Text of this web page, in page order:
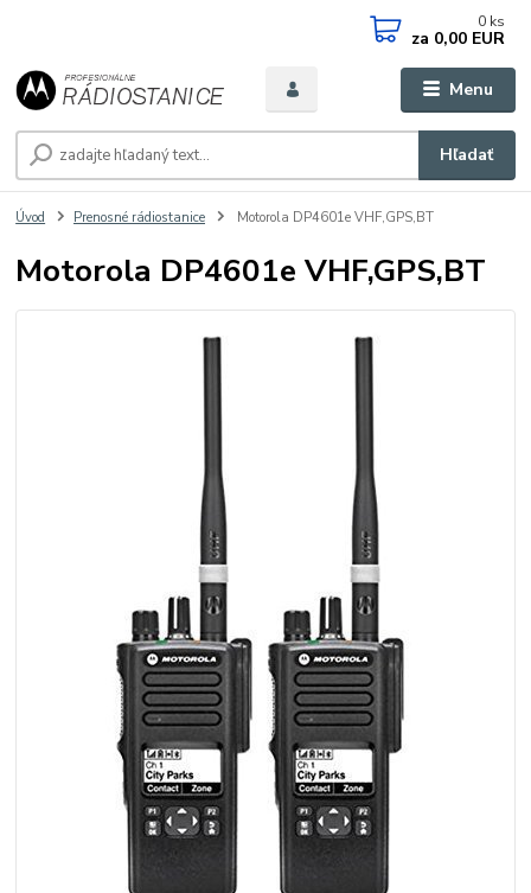
Menu
Hľadať
0 ks
za 0,00 EUR
Úvod Prenosné rádiostanice Motorola DP4601e VHF,GPS,BT
Motorola DP4601e VHF,GPS,BT